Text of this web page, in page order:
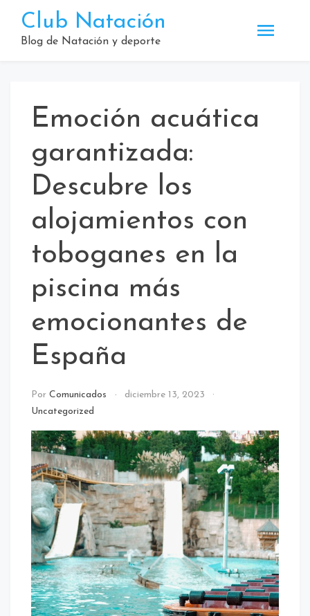
contenido
Club Natación
Blog de Natación y deporte
Emoción acuática
garantizada:
Descubre los
alojamientos con
toboganes en la
piscina más
emocionantes de
España
Por Comunicados
diciembre 13, 2023
Uncategorized